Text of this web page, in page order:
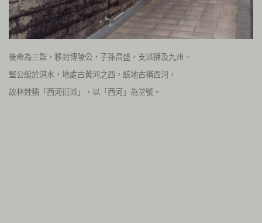
後命為三監，移封博陵公，子孫昌盛，支派播及九州。
堅公誕於淇水，地處古黃河之西，該地古稱西河，
故林姓稱「西河衍派」，以「西河」為堂號。